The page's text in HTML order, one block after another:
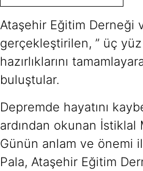
Ataşehir Eğitim Derneği
gerçekleştirilen, ” üç
hazırlıklarını
buluştular.
Depremde hayatını
ardından okunan İstiklal
Günün anlam ve önemi
Pala, Ataşehir Eğitim